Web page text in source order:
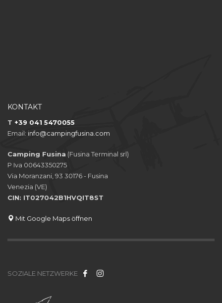
KONTAKT
T +39 041 5470055
Email: info@campingfusina.com
Camping Fusina (Fusina Terminal srl)
P Iva 00643350275
Via Moranzani, 93 30176 - Fusina
Venezia (VE)
CIN: IT027042B1HVQIT8ST
Mit Google Maps öffnen
SOZIALE NETZWERKE